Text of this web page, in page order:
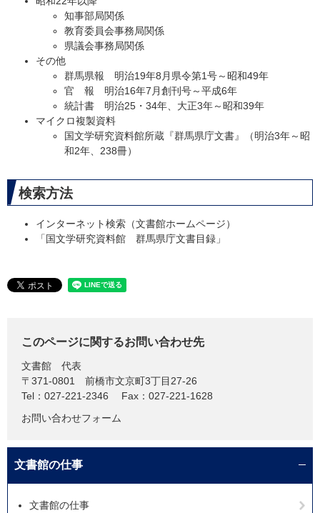
知事部局関係
教育委員会事務局関係
県議会事務局関係
その他
群馬県報 明治19年8月県令第1号～昭和49年
官 報 明治16年7月創刊号～平成6年
統計書 明治25・34年、大正3年～昭和39年
マイクロ複製資料
国文学研究資料館所蔵『群馬県庁文書』（明治3年～昭
和2年、238冊）
検索方法
インターネット検索（文書館ホームページ）
「国文学研究資料館 群馬県庁文書目録」
このページに関するお問い合わせ先
文書館
代表
〒371-0801
前橋市文京町3丁目27-26
Tel：027-221-2346
Fax：027-221-1628
お問い合わせフォーム
文書館の仕事
文書館の仕事